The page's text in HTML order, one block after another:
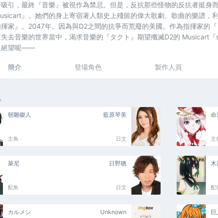
引，最終『音樂』被視作為禁忌。但是，反抗那些怪物的反抗者挺身
』。她們的身上寄宿著人類史上殘留的偉大歌劇、歌曲的樂譜，
家』。2047年。因為與D2之間的抗爭而荒廢的美國。作為指揮家的
去音樂的世界當中，渴求音樂的『タクト』期望殲滅D2的 Musicart
絕望呢――
簡介 登場角色 製作人員
朝雛磔人 藍原琴美
主角 日文
命
主
萊尼 日野聰
配角 日文
木
配
カルメン Unknown 巨